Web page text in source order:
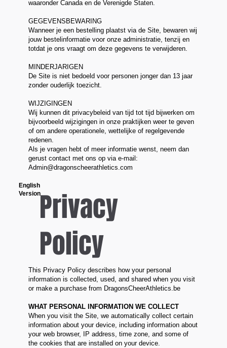
waaronder Canada en de Verenigde Staten.
GEGEVENSBEWARING
Wanneer je een bestelling plaatst via de Site, bewaren wij
jouw bestelinformatie voor onze administratie, tenzij en
totdat je ons vraagt om deze gegevens te verwijderen.
MINDERJARIGEN
De Site is niet bedoeld voor personen jonger dan 13 jaar
zonder ouderlijk toezicht.
WIJZIGINGEN
Wij kunnen dit privacybeleid van tijd tot tijd bijwerken om
bijvoorbeeld wijzigingen in onze praktijken weer te geven
of om andere operationele, wettelijke of regelgevende
redenen.
Als je vragen hebt of meer informatie wenst, neem dan
gerust contact met ons op via e-mail:
Admin@dragonscheerathletics.com
English
VersionPrivacy
Policy
This Privacy Policy describes how your personal
information is collected, used, and shared when you visit
or make a purchase from DragonsCheerAthletics.be
WHAT PERSONAL INFORMATION WE COLLECT
When you visit the Site, we automatically collect certain
information about your device, including information about
your web browser, IP address, time zone, and some of
the cookies that are installed on your device.